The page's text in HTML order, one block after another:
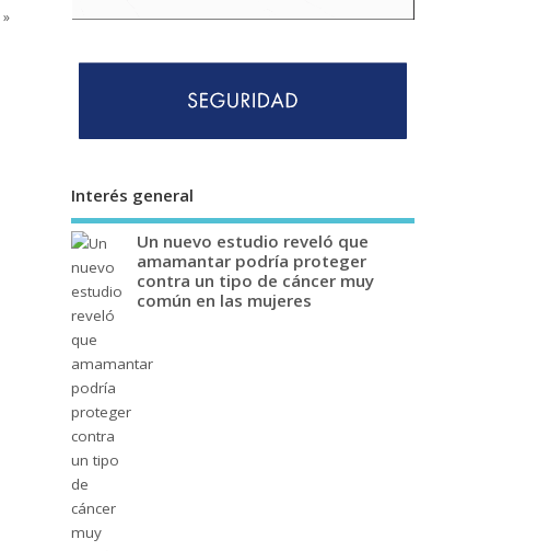
»
Interés general
Un nuevo estudio reveló que
amamantar podría proteger
contra un tipo de cáncer muy
común en las mujeres